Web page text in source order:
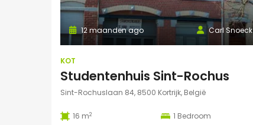
Carl Snoeck
12 maanden ago
KOT
Studentenhuis Sint-Rochus
Sint-Rochuslaan 84, 8500 Kortrijk, België
16 m2 1 Bedroom